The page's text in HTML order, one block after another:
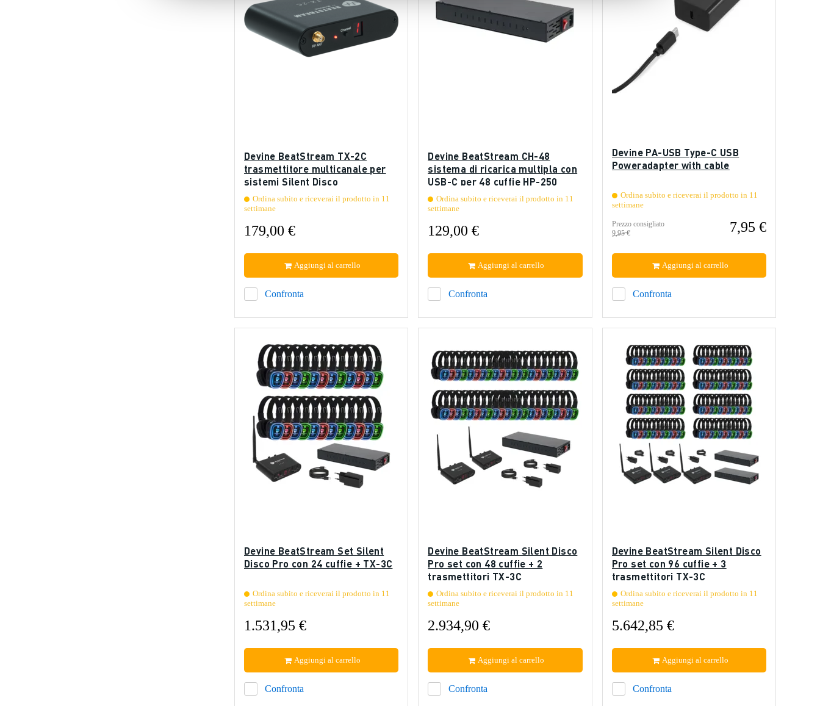
Devine BeatStream TX-2C
trasmettitore multicanale per
sistemi Silent Disco
Ordina subito e riceverai il prodotto in 11
settimane
179,00 €
Confronta
Aggiungi al carrello
Devine BeatStream CH-48
sistema di ricarica multipla con
USB-C per 48 cuffie HP-250
Ordina subito e riceverai il prodotto in 11
settimane
129,00 €
Confronta
Aggiungi al carrello
Devine PA-USB Type-C USB
Poweradapter with cable
Ordina subito e riceverai il prodotto in 11
settimane
Prezzo consigliato
9,95 €
7,95 €
Confronta
Aggiungi al carrello
Devine BeatStream Set Silent
Disco Pro con 24 cuffie + TX-3C
Ordina subito e riceverai il prodotto in 11
settimane
1.531,95 €
Confronta
Aggiungi al carrello
Devine BeatStream Silent Disco
Pro set con 48 cuffie + 2
trasmettitori TX-3C
Ordina subito e riceverai il prodotto in 11
settimane
2.934,90 €
Confronta
Aggiungi al carrello
Devine BeatStream Silent Disco
Pro set con 96 cuffie + 3
trasmettitori TX-3C
Ordina subito e riceverai il prodotto in 11
settimane
5.642,85 €
Confronta
Aggiungi al carrello